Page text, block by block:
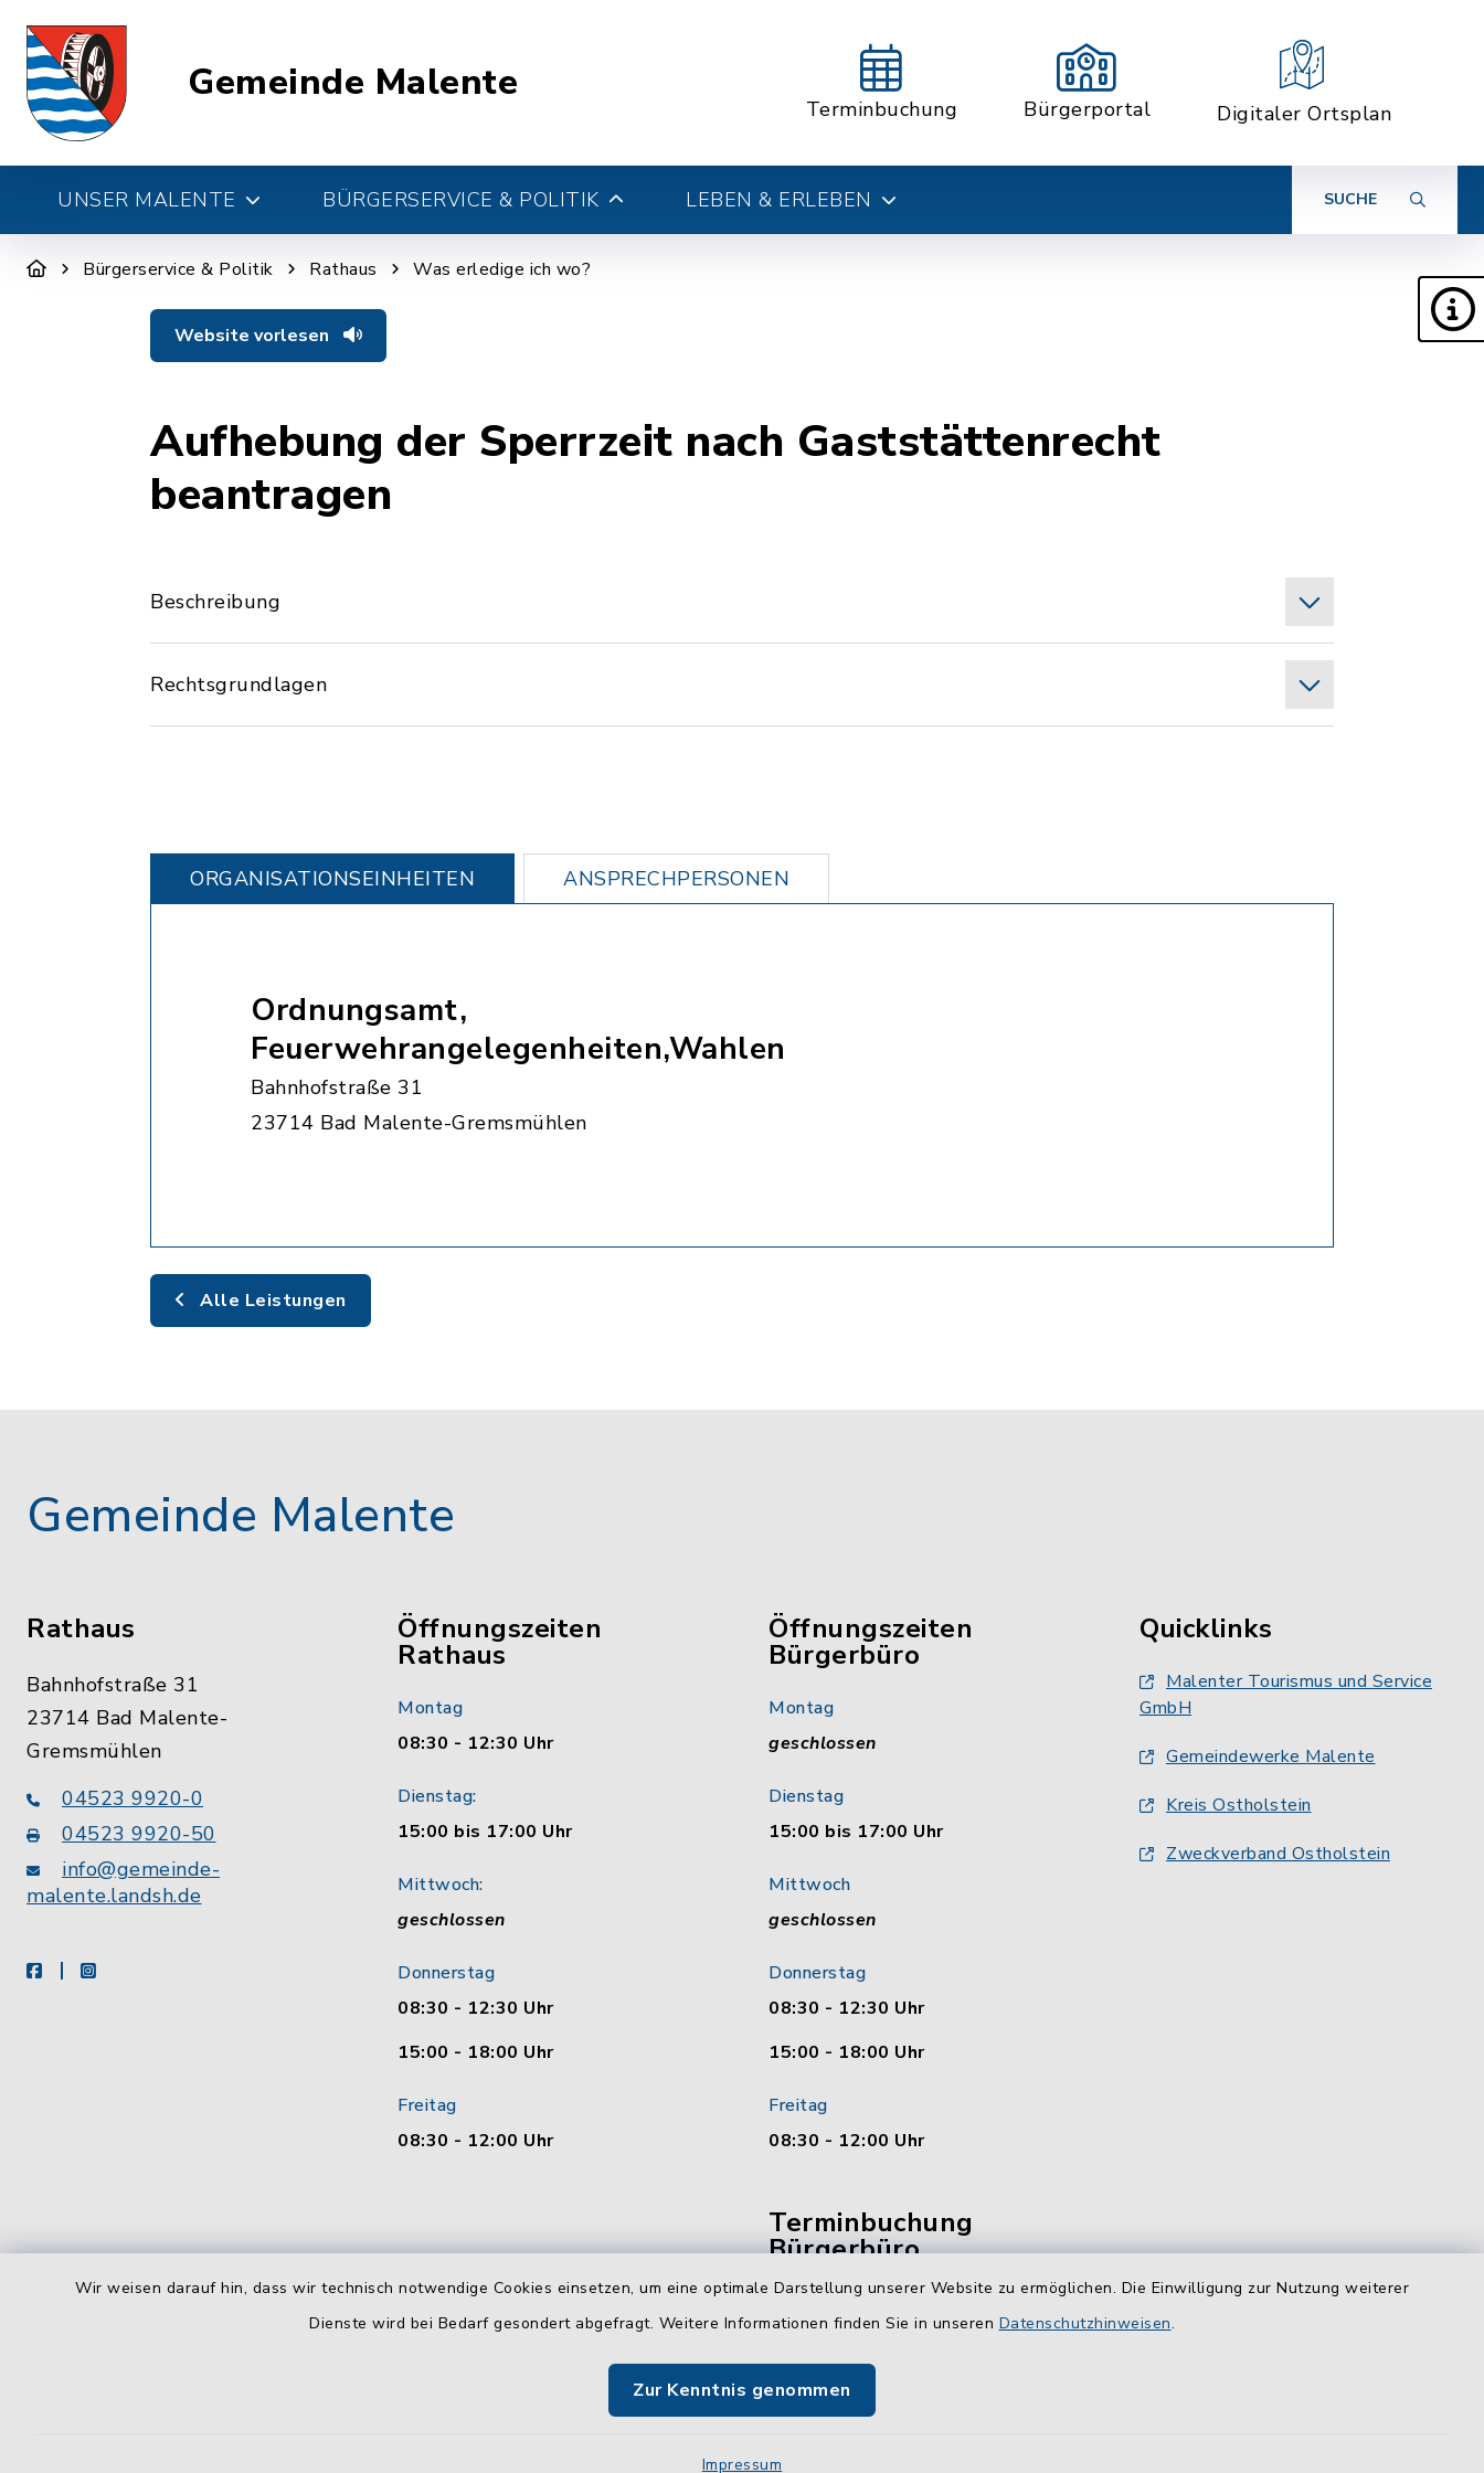
Wir weisen darauf hin, dass wir technisch notwendige Cookies einsetzen, um eine optimale Darstellung unserer Website zu ermöglichen. Die Einwilligung zur Nutzung weiterer
Dienste wird bei Bedarf gesondert abgefragt. Weitere Informationen finden Sie in unseren Datenschutzhinweisen.
Zur Kenntnis genommen
Impressum
Gemeinde Malente
Terminbuchung Bürgerportal Digitaler Ortsplan
UNSER MALENTE BÜRGERSERVICE & POLITIK LEBEN & ERLEBEN SUCHE
Bürgerservice & Politik Rathaus Was erledige ich wo?
Website vorlesen
Aufhebung der Sperrzeit nach Gaststättenrecht
beantragen
Beschreibung
Rechtsgrundlagen
ORGANISATIONS­EINHEITEN ANSPRECHPERSONEN
Ordnungsamt,
Feuerwehrangelegenheiten,Wahlen
Bahnhofstraße 31
23714 Bad Malente-Gremsmühlen
Alle Leistungen
Gemeinde Malente
Rathaus
Bahnhofstraße 31
23714 Bad Malente-
Gremsmühlen
04523 9920-0
04523 9920-50
info@gemeinde-
malente.landsh.de
facebookinstagram
Öffnungszeiten
Rathaus
Montag
08:30 - 12:30 Uhr
Dienstag:
15:00 bis 17:00 Uhr
Mittwoch:
geschlossen
Donnerstag
08:30 - 12:30 Uhr
15:00 - 18:00 Uhr
Freitag
08:30 - 12:00 Uhr
Öffnungszeiten
Bürgerbüro
Montag
geschlossen
Dienstag
15:00 bis 17:00 Uhr
Mittwoch
geschlossen
Donnerstag
08:30 - 12:30 Uhr
15:00 - 18:00 Uhr
Freitag
08:30 - 12:00 Uhr
Terminbuchung
Bürgerbüro
Vereinbaren Sie hier bequem
online Ihren Termin für das
Jetzt Termin buchen
Quicklinks
Malenter Tourismus und Service
GmbH
Gemeindewerke Malente
Kreis Ostholstein
Zweckverband Ostholstein